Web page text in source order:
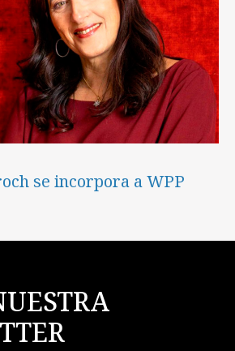
se incorpora a WPP